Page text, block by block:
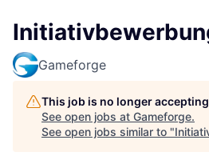
Gameforge
This job is no longer
See open jobs at Gameforge.
See open jobs similar to "